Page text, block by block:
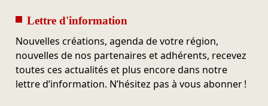
Lettre d'information
Nouvelles créations, agenda de votre région,
nouvelles de nos partenaires et adhérents, recevez
toutes ces actualités et plus encore dans notre
lettre d’information. N’hésitez pas à vous abonner !